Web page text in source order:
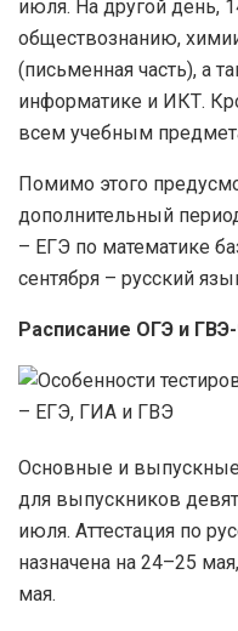
июля. На другой день,
обществознанию,
(письменная часть), а
информатике и ИКТ.
всем учебным
Помимо этого
дополнительный
– ЕГЭ по математике
сентября – русский
Расписание ОГЭ и
Основные и
для выпускников
июля. Аттестация по
назначена на 24–25
мая.